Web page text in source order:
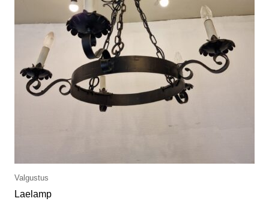
Valgustus
Laelamp